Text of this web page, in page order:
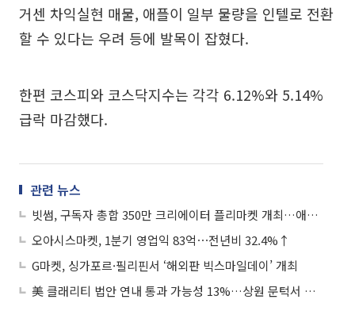
거센 차익실현 매물, 애플이 일부 물량을 인텔로 전환
할 수 있다는 우려 등에 발목이 잡혔다.
한편 코스피와 코스닥지수는 각각 6.12%와 5.14%
급락 마감했다.
관련 뉴스
빗썸, 구독자 총합 350만 크리에이터 플리마켓 개최…애장품으로 나눔 실천
오아시스마켓, 1분기 영업익 83억⋯전년비 32.4%↑
G마켓, 싱가포르·필리핀서 ‘해외판 빅스마일데이’ 개최
美 클래리티 법안 연내 통과 가능성 13%…상원 문턱서 제동